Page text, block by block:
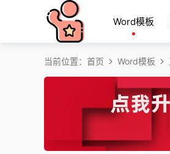
Word模板
当前位置： 首页 Word模板